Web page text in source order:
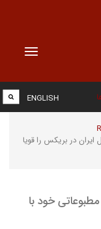
Toggle
ENGLISH
در بریکس را قویا
خود با